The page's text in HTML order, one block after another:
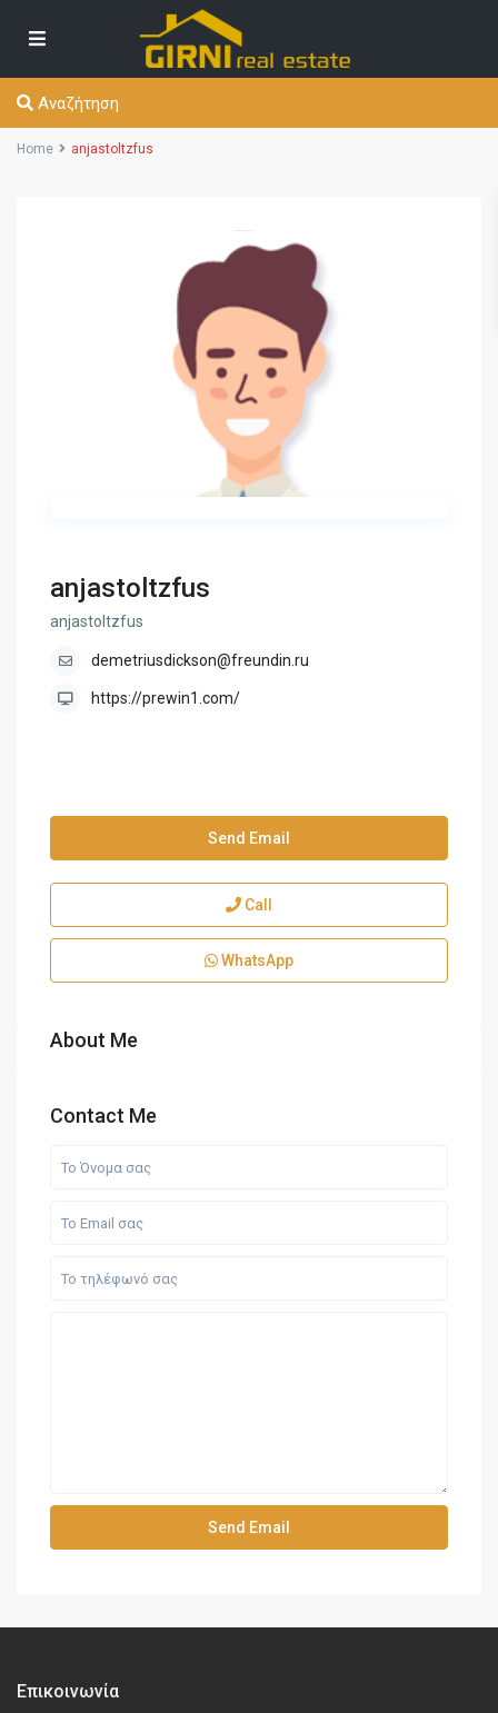
Αναζήτηση
Home anjastoltzfus
anjastoltzfus
anjastoltzfus
demetriusdickson@freundin.ru
https://prewin1.com/
Send Email
Call
WhatsApp
About Me
Contact Me
Επικοινωνία